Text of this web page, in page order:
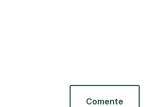
Comente